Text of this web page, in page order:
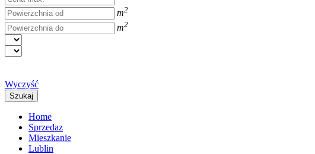
m2
m2
Wyczyść
Szukaj
Home
Sprzedaz
Mieszkanie
Lublin